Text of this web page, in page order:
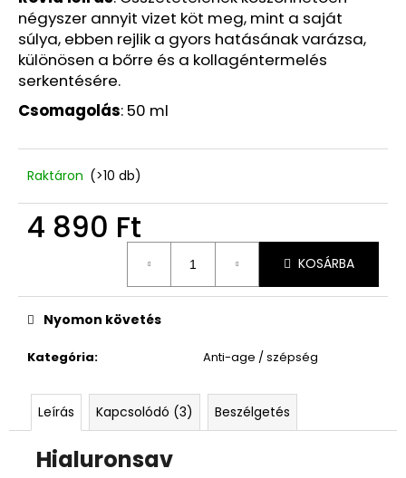
négyszer annyit vizet köt meg, mint a saját
súlya, ebben rejlik a gyors hatásának varázsa,
különösen a bőrre és a kollagéntermelés
serkentésére.
Csomagolás: 50 ml
Raktáron (>10 db)
4 890 Ft
KOSÁRBA
Kategória: Anti-age / szépség
Nyomon követés
Leírás Kapcsolódó (3) Beszélgetés
Hialuronsav
Korábbi:
7
520
Ft